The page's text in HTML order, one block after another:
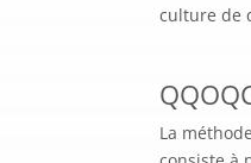
culture de
La